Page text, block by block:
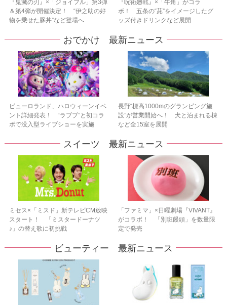
『鬼滅の刃』×「ジョイフル」第3弾
＆第4弾が開催決定！ “伊之助の好
物を乗せた豚丼”など登場へ
『呪術廻戦』×「牛角」がコラ
ボ！ 五条の“茈”をイメージしたグ
ッズ付きドリンクなど展開
おでかけ 最新ニュース
ピューロランド、ハロウィーンイベ
ント詳細発表！ “ラブブ”と初コラ
ボで没入型ライブショーを実施
長野“標高1000mのグランピング施
設”が営業開始へ！ 犬と泊まれる棟
など全15室を展開
スイーツ 最新ニュース
ミセス×「ミスド」新テレビCM放映
スタート！ 「ミスタードーナツ
♪」の替え歌に初挑戦
「ファミマ」×日曜劇場『VIVANT』
がコラボ！ 「別班饅頭」を数量限
定で発売
ビューティー 最新ニュース